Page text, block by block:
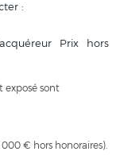
:
Prix hors
exposé sont
€ hors honoraires).